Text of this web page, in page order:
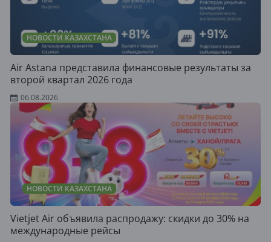
НОВОСТИ КАЗАХСТАНА
Air Astana представила финансовые результаты за
второй квартал 2026 года
06.08.2026
НОВОСТИ КАЗАХСТАНА
Vietjet Air объявила распродажу: скидки до 30% на
международные рейсы